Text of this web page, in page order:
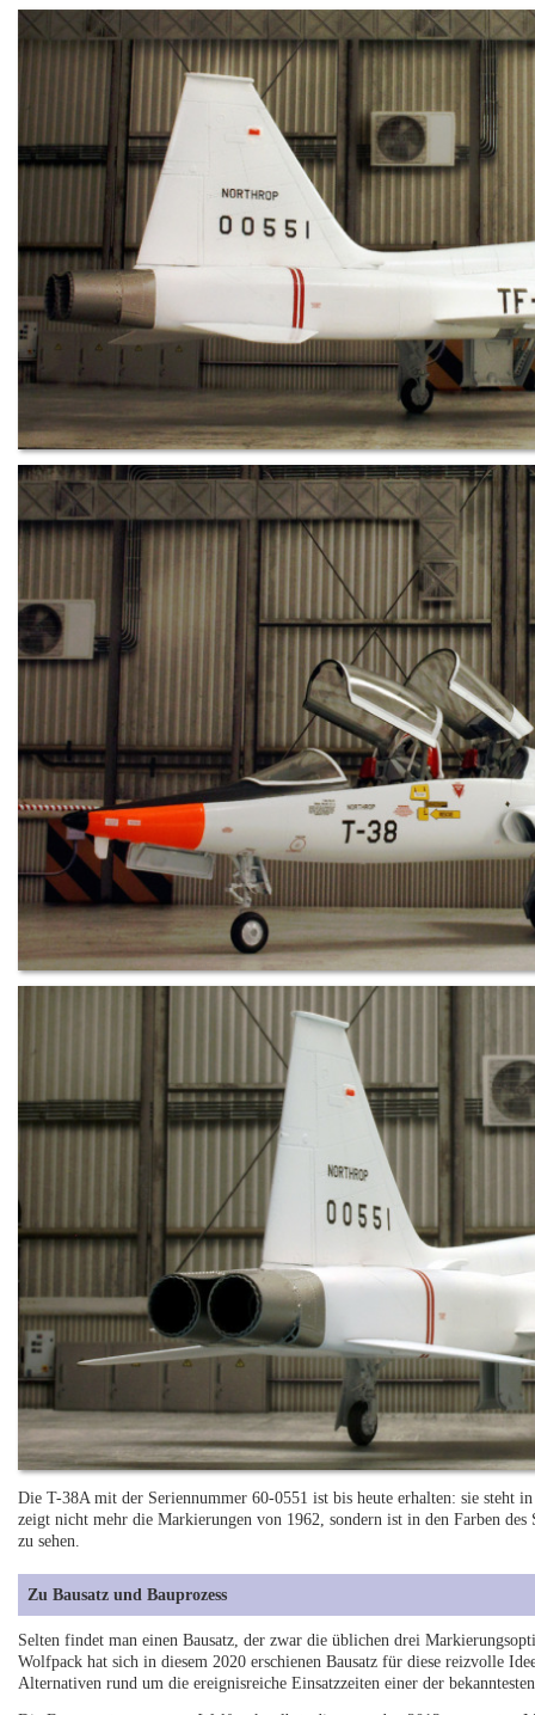
Die T-38A mit der Seriennummer 60-0551 ist bis heute erhalten: sie steht
zeigt nicht mehr die Markierungen von 1962, sondern ist in den Farben
zu sehen.
Zu Bausatz und Bauprozess
Selten findet man einen Bausatz, der zwar die üblichen drei
Wolfpack hat sich in diesem 2020 erschienen Bausatz für diese reizvolle
Alternativen rund um die ereignisreiche Einsatzzeiten einer der